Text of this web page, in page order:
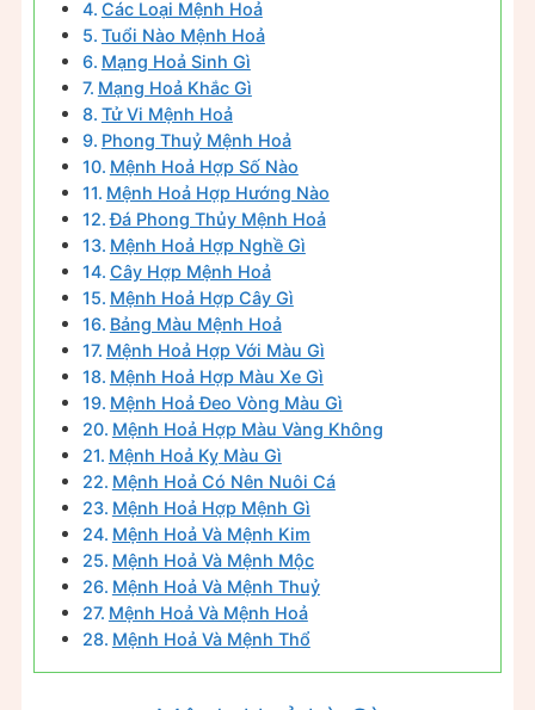
Các Loại Mệnh Hoả
Tuổi Nào Mệnh Hoả
Mạng Hoả Sinh Gì
Mạng Hoả Khắc Gì
Tử Vi Mệnh Hoả
Phong Thuỷ Mệnh Hoả
Mệnh Hoả Hợp Số Nào
Mệnh Hoả Hợp Hướng Nào
Đá Phong Thủy Mệnh Hoả
Mệnh Hoả Hợp Nghề Gì
Cây Hợp Mệnh Hoả
Mệnh Hoả Hợp Cây Gì
Bảng Màu Mệnh Hoả
Mệnh Hoả Hợp Với Màu Gì
Mệnh Hoả Hợp Màu Xe Gì
Mệnh Hoả Đeo Vòng Màu Gì
Mệnh Hoả Hợp Màu Vàng Không
Mệnh Hoả Kỵ Màu Gì
Mệnh Hoả Có Nên Nuôi Cá
Mệnh Hoả Hợp Mệnh Gì
Mệnh Hoả Và Mệnh Kim
Mệnh Hoả Và Mệnh Mộc
Mệnh Hoả Và Mệnh Thuỷ
Mệnh Hoả Và Mệnh Hoả
Mệnh Hoả Và Mệnh Thổ